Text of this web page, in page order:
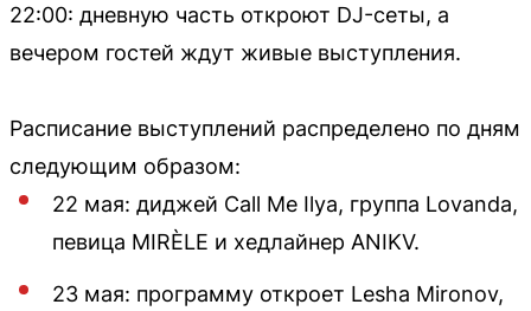
22:00: дневную часть откроют DJ-сеты, а
вечером гостей ждут живые выступления.
Расписание выступлений распределено по дням
следующим образом:
22 мая: диджей Call Me Ilya, группа Lovanda,
певица MIRÈLE и хедлайнер ANIKV.
23 мая: программу откроет Lesha Mironov,